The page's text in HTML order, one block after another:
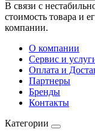
В связи с
стоимость товара и
компании.
О компании
Сервис и
Оплата и
Партнеры
Бренды
Контакты
Категории